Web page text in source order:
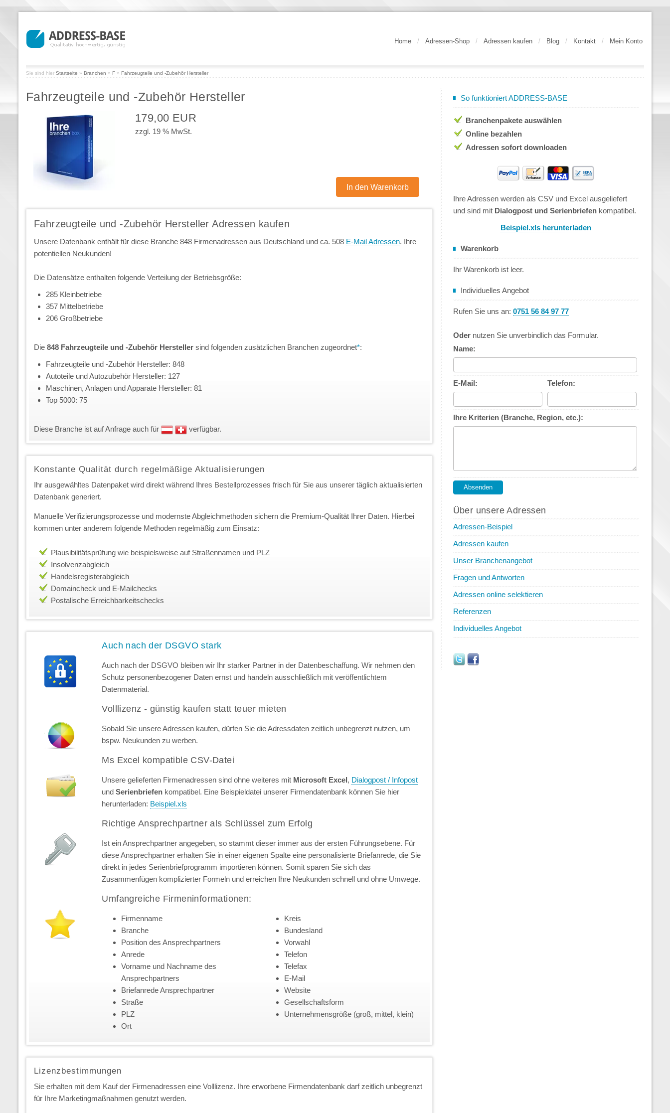
Home / Adressen-Shop / Adressen kaufen / Blog / Kontakt / Mein Konto
Sie sind hier Startseite » Branchen » F » Fahrzeugteile und -Zubehör Hersteller
Fahrzeugteile und -Zubehör Hersteller
179,00 EUR
zzgl. 19 % MwSt.
Fahrzeugteile und -Zubehör Hersteller Adressen kaufen
Unsere Datenbank enthält für diese Branche 848 Firmenadressen aus Deutschland und ca. 508 E-Mail Adressen. Ihre
potentiellen Neukunden!
Die Datensätze enthalten folgende Verteilung der Betriebsgröße:
285 Kleinbetriebe
357 Mittelbetriebe
206 Großbetriebe
Die 848 Fahrzeugteile und -Zubehör Hersteller sind folgenden zusätzlichen Branchen zugeordnet*:
Fahrzeugteile und -Zubehör Hersteller: 848
Autoteile und Autozubehör Hersteller: 127
Maschinen, Anlagen und Apparate Hersteller: 81
Top 5000: 75
Diese Branche ist auf Anfrage auch für verfügbar.
Konstante Qualität durch regelmäßige Aktualisierungen
Ihr ausgewähltes Datenpaket wird direkt während Ihres Bestellprozesses frisch für Sie aus unserer täglich aktualisierten
Datenbank generiert.
Manuelle Verifizierungsprozesse und modernste Abgleichmethoden sichern die Premium-Qualität Ihrer Daten. Hierbei
kommen unter anderem folgende Methoden regelmäßig zum Einsatz:
Plausibilitätsprüfung wie beispielsweise auf Straßennamen und PLZ
Insolvenzabgleich
Handelsregisterabgleich
Domaincheck und E-Mailchecks
Postalische Erreichbarkeitschecks
Auch nach der DSGVO stark
Auch nach der DSGVO bleiben wir Ihr starker Partner in der Datenbeschaffung. Wir nehmen den
Schutz personenbezogener Daten ernst und handeln ausschließlich mit veröffentlichtem
Datenmaterial.
Volllizenz - günstig kaufen statt teuer mieten
Sobald Sie unsere Adressen kaufen, dürfen Sie die Adressdaten zeitlich unbegrenzt nutzen, um
bspw. Neukunden zu werben.
Ms Excel kompatible CSV-Datei
Unsere gelieferten Firmenadressen sind ohne weiteres mit Microsoft Excel, Dialogpost / Infopost
undSerienbriefen kompatibel. Eine Beispieldatei unserer Firmendatenbank können Sie hier
herunterladen: Beispiel.xls
Richtige Ansprechpartner als Schlüssel zum Erfolg
Ist ein Ansprechpartner angegeben, so stammt dieser immer aus der ersten Führungsebene. Für
diese Ansprechpartner erhalten Sie in einer eigenen Spalte eine personalisierte Briefanrede, die Sie
direkt in jedes Serienbriefprogramm importieren können. Somit sparen Sie sich das
Zusammenfügen komplizierter Formeln und erreichen Ihre Neukunden schnell und ohne Umwege.
Umfangreiche Firmeninformationen:
Firmenname
Branche
Position des Ansprechpartners
Anrede
Vorname und Nachname des
Ansprechpartners
Briefanrede Ansprechpartner
Straße
PLZ
Ort
Kreis
Bundesland
Vorwahl
Telefon
Telefax
E-Mail
Website
Gesellschaftsform
Unternehmensgröße (groß, mittel, klein)
Lizenzbestimmungen
Sie erhalten mit dem Kauf der Firmenadressen eine Volllizenz. Ihre erworbene Firmendatenbank darf zeitlich unbegrenzt
für Ihre Marketingmaßnahmen genutzt werden.
So funktioniert ADDRESS-BASE
Branchenpakete auswählen
Online bezahlen
Adressen sofort downloaden
Ihre Adressen werden als CSV und Excel ausgeliefert
und sind mit Dialogpost und Serienbriefenkompatibel.
Beispiel.xls herunterladen
Warenkorb
Ihr Warenkorb ist leer.
Individuelles Angebot
Rufen Sie uns an: 0751 56 84 97 77
Odernutzen Sie unverbindlich das Formular.
Name:
E-Mail: Telefon:
Ihre Kriterien (Branche, Region, etc.):
Über unsere Adressen
Adressen-Beispiel
Adressen kaufen
Unser Branchenangebot
Fragen und Antworten
Adressen online selektieren
Referenzen
Individuelles Angebot